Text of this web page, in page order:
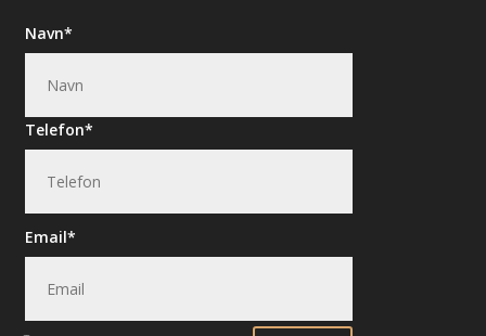
Navn
Telefon
Email